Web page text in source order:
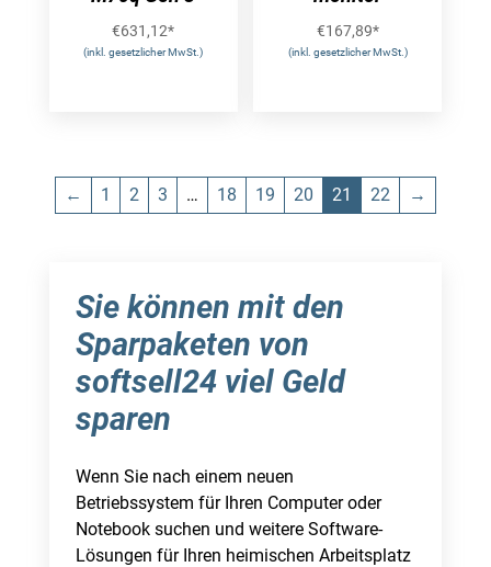
€631,12*
(inkl. gesetzlicher MwSt.)
€167,89*
(inkl. gesetzlicher MwSt.)
← 1 2 3 … 18 19 20 21 22 →
Sie können mit den
Sparpaketen von
softsell24 viel Geld
sparen
Wenn Sie nach einem neuen
Betriebssystem für Ihren Computer oder
Notebook suchen und weitere Software-
Lösungen für Ihren heimischen Arbeitsplatz